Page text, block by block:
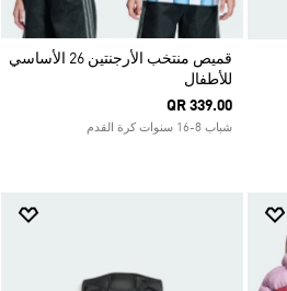
قميص منتخب الأرجنتين 26 الأساسي
للأطفال
QR 339.00
شباب 8-16 سنوات كرة القدم